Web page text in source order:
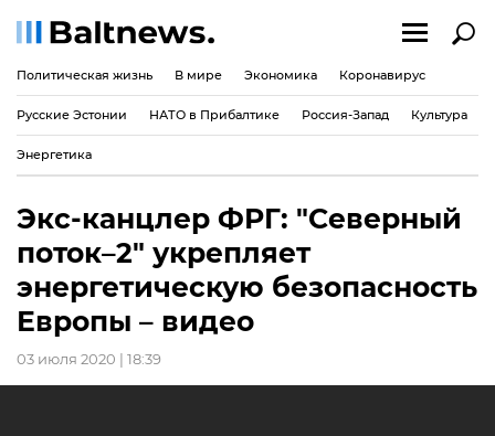
Политическая жизнь В мире Экономика Коронавирус
Русские Эстонии НАТО в Прибалтике Россия-Запад Культура
Энергетика
Экс-канцлер ФРГ: "Северный
поток–2" укрепляет
энергетическую безопасность
Европы – видео
03 июля 2020 | 18:39